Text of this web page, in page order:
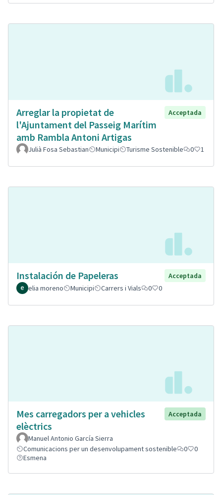
Arreglar la propietat de
l'Ajuntament del Passeig Marítim
amb Rambla Antoni Artigas
Acceptada
Julià Fosa Sebastian Municipi Turisme Sostenible 0 1
Instalación de Papeleras
Acceptada
elia moreno
Municipi Carrers i Vials 0 0
Mes carregadors per a vehicles
elèctrics
Acceptada
Manuel Antonio García Sierra
Comunicacions per un desenvolupament sostenible
0
0
Esmena